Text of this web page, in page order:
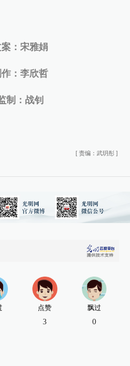
：宋雅娟
：李欣哲
制：战钊
[ 责编：武玥彤 ]
点赞
3
飘过
0